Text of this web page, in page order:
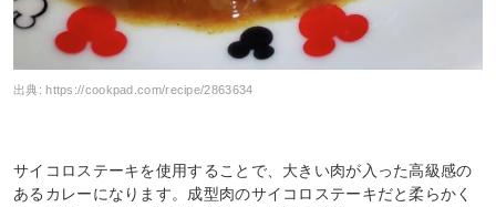
出典: https://cookpad.com/recipe/2863634
サイコロステーキを使用することで、大きい肉が入った高級感の
あるカレーになります。成型肉のサイコロステーキだと柔らかく